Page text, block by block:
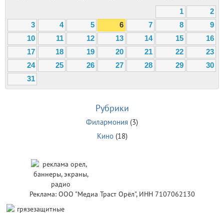
1
2
3
4 5 6 7 8
9
10
11 12 13 14 15
16
17
18 19 20 21 22
23
24
25 26 27 28 29
30
31
Рубрики
Филармония (3)
Кино(18)
Реклама: ООО "Медиа Траст Орёл", ИНН 7107062130